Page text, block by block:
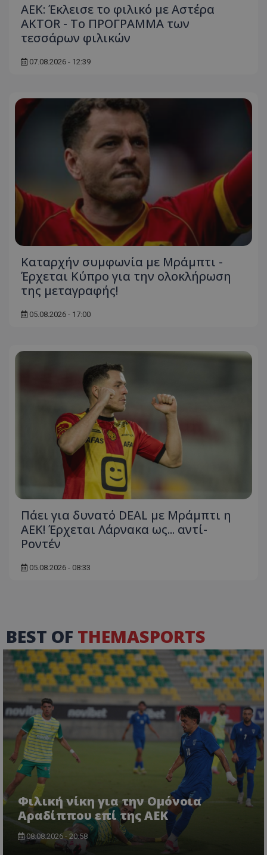
ΑΕΚ: Έκλεισε το φιλικό με Αστέρα
AKTOR - Το ΠΡΟΓΡΑΜΜΑ των
τεσσάρων φιλικών
07.08.2026 - 12:39
Καταρχήν συμφωνία με Μράμπτι -
Έρχεται Κύπρο για την ολοκλήρωση
της μεταγραφής!
05.08.2026 - 17:00
Πάει για δυνατό DEAL με Μράμπτι η
ΑΕΚ! Έρχεται Λάρνακα ως... αντί-
Ροντέν
05.08.2026 - 08:33
BEST OF THEMASPORTS
Φιλική νίκη για την Ομόνοια
Αραδίππου επί της ΑΕΚ
08.08.2026 - 20:58